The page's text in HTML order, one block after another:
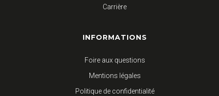
Carrière
INFORMATIONS
Foire aux questions
Mentions légales
Politique de confidentialité